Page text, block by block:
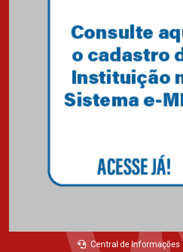
Central de Informações